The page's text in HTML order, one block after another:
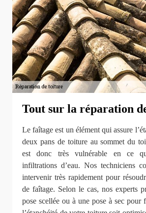
Tout sur la réparation
Le faîtage est un élément qui assure
deux pans de toiture au sommet du
est donc très vulnérable en ce
infiltrations d’eau. Nos techniciens
intervenir très rapidement pour
de faîtage. Selon le cas, nos experts
pose scellée ou à une pose à sec pour